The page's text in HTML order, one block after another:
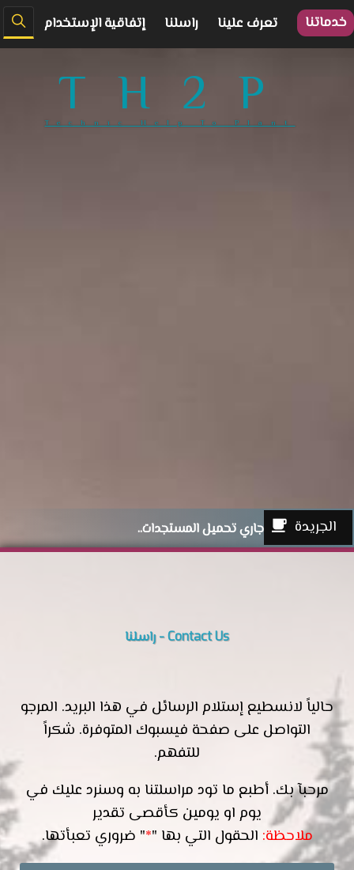
خدماتنا تعرف علينا راسلنا إتفاقية الإستخدام
TH2P
Technic Help To Plant
الجريدة جاري تحميل المستجدات..
Contact Us - راسلنا
حالياً لانسطيع إستلام الرسائل في هذا البريد. المرجو
التواصل على صفحة فيسبوك المتوفرة. شكراً
للتفهم.
مرحبآ بك. أطبع ما تود مراسلتنا به وسنرد عليك في
يوم او يومين كأقصى تقدير
ملاحظة: الحقول التي بها "*" ضروري تعبأتها.